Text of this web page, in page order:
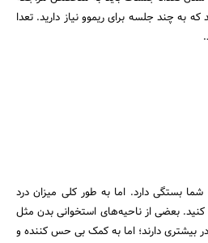
به چند جلسه برای ریموو نیاز دارید. تعدا
بستگی دارد. اما به طور کلی میزان درد
کنید. بعضی از ناحیه‌های استخوانی بدن مثل
بیشتری دارند؛ اما به کمک بی حس کننده و